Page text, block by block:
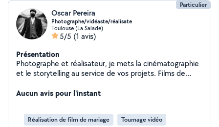
Particulier
Oscar Pereira
Photographe/vidéaste/réalisate
Toulouse (La Salade)
5/5 (1 avis)
Présentation
Photographe et réalisateur, je mets la cinématographie
et le storytelling au service de vos projets. Films de
votre entreprise : je réalise des contenus visuels sur
votre communication.
Aucun avis pour l'instant
Réalisation de film de mariage Tournage vidéo